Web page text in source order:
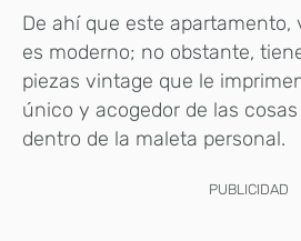
De ahí que este apartamento,
es moderno; no obstante,
piezas vintage que le
único y acogedor de las
dentro de la maleta personal.
PUBLICIDAD